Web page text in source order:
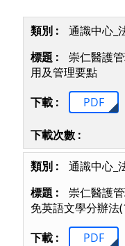
通識中心_
崇仁醫護
用及管理要點
PDF
通識中心_
崇仁醫護
免英語文學分辦法
PDF